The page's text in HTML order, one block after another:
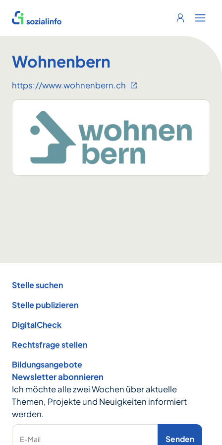
Sozialinfo
Login
Wohnenbern
https://www.wohnenbern.ch
Stelle suchen
Stelle publizieren
DigitalCheck
Rechtsfrage stellen
Bildungsangebote
Newsletter abonnieren
Ich möchte alle zwei Wochen über aktuelle
Themen, Projekte und Neuigkeiten informiert
werden.
E-Mail Senden